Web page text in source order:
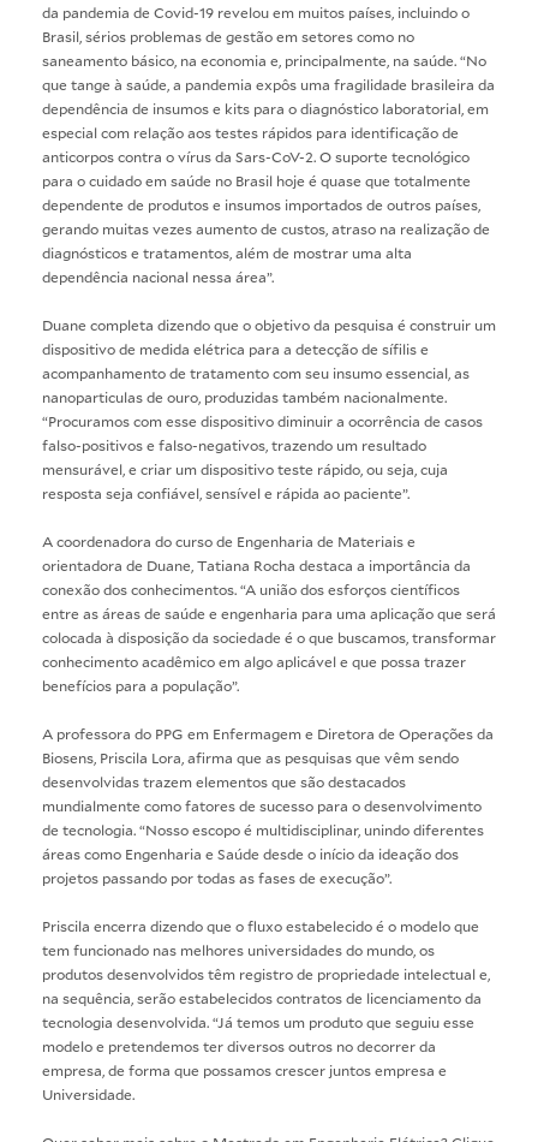
da pandemia de Covid-19 revelou em muitos países, incluindo o
Brasil, sérios problemas de gestão em setores como no
saneamento básico, na economia e, principalmente, na saúde. “No
que tange à saúde, a pandemia expôs uma fragilidade brasileira da
dependência de insumos e kits para o diagnóstico laboratorial, em
especial com relação aos testes rápidos para identificação de
anticorpos contra o vírus da Sars-CoV-2. O suporte tecnológico
para o cuidado em saúde no Brasil hoje é quase que totalmente
dependente de produtos e insumos importados de outros países,
gerando muitas vezes aumento de custos, atraso na realização de
diagnósticos e tratamentos, além de mostrar uma alta
dependência nacional nessa área”.
Duane completa dizendo que o objetivo da pesquisa é construir um
dispositivo de medida elétrica para a detecção de sífilis e
acompanhamento de tratamento com seu insumo essencial, as
nanoparticulas de ouro, produzidas também nacionalmente.
“Procuramos com esse dispositivo diminuir a ocorrência de casos
falso-positivos e falso-negativos, trazendo um resultado
mensurável, e criar um dispositivo teste rápido, ou seja, cuja
resposta seja confiável, sensível e rápida ao paciente”.
A coordenadora do curso de Engenharia de Materiais e
orientadora de Duane, Tatiana Rocha destaca a importância da
conexão dos conhecimentos. “A união dos esforços científicos
entre as áreas de saúde e engenharia para uma aplicação que será
colocada à disposição da sociedade é o que buscamos, transformar
conhecimento acadêmico em algo aplicável e que possa trazer
benefícios para a população”.
A professora do PPG em Enfermagem e Diretora de Operações da
Biosens, Priscila Lora, afirma que as pesquisas que vêm sendo
desenvolvidas trazem elementos que são destacados
mundialmente como fatores de sucesso para o desenvolvimento
de tecnologia. “Nosso escopo é multidisciplinar, unindo diferentes
áreas como Engenharia e Saúde desde o início da ideação dos
projetos passando por todas as fases de execução”.
Priscila encerra dizendo que o fluxo estabelecido é o modelo que
tem funcionado nas melhores universidades do mundo, os
produtos desenvolvidos têm registro de propriedade intelectual e,
na sequência, serão estabelecidos contratos de licenciamento da
tecnologia desenvolvida. “Já temos um produto que seguiu esse
modelo e pretendemos ter diversos outros no decorrer da
empresa, de forma que possamos crescer juntos empresa e
Universidade.